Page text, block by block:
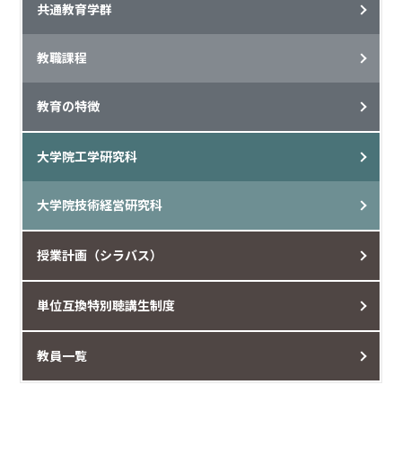
共通教育学群
教職課程
教育の特徴
大学院工学研究科
大学院技術経営研究科
授業計画（シラバス）
単位互換特別聴講生制度
教員一覧